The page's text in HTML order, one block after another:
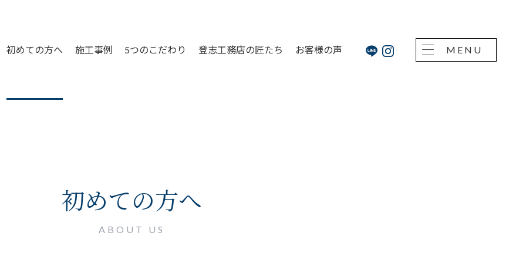
初めての方へ 施工事例 5つのこだわり 登志工務店の匠たち お客様の声 MENU
初めての方へ
ABOUT US